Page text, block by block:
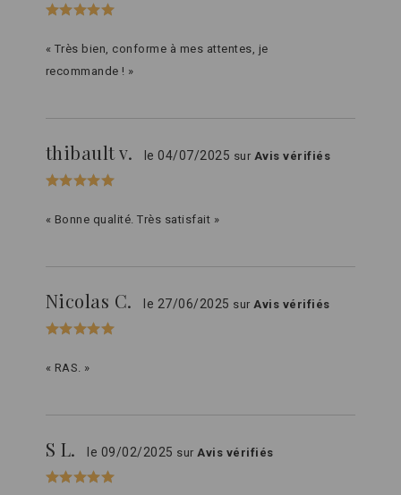
« Très bien, conforme à mes attentes, je
recommande ! »
thibault v. le 04/07/2025 sur Avis vérifiés
« Bonne qualité. Très satisfait »
Nicolas C. le 27/06/2025 surAvis vérifiés
« RAS. »
S L. le 09/02/2025 surAvis vérifiés